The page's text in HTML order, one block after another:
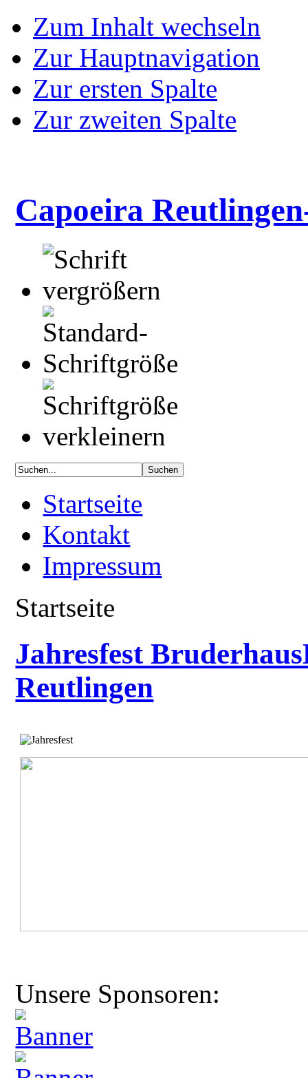
Zum Inhalt wechseln
Zur Hauptnavigation
Zur ersten Spalte
Zur zweiten Spalte
Capoeira
Startseite
Kontakt
Impressum
Startseite
Jahresfest
Reutlingen
Unsere Sponsoren: